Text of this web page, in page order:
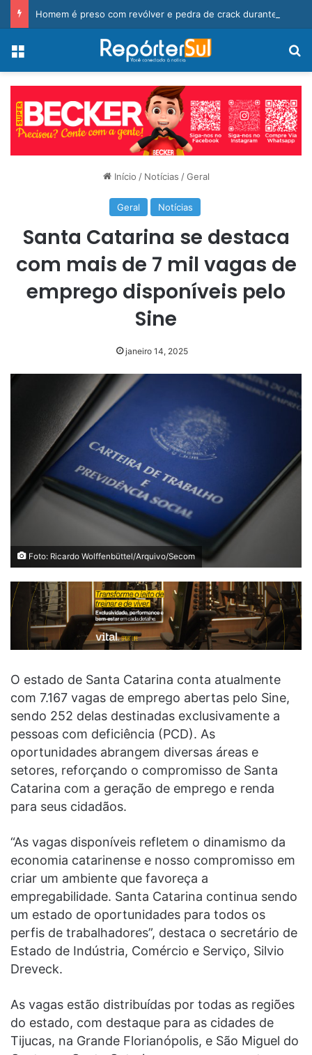
Menu
Início / Notícias / Geral
Geral Notícias
Santa Catarina se destaca
com mais de 7 mil vagas de
emprego disponíveis pelo
Sine
janeiro 14, 2025
Foto: Ricardo Wolffenbüttel/Arquivo/Secom
O estado de Santa Catarina conta atualmente
com 7.167 vagas de emprego abertas pelo Sine,
sendo 252 delas destinadas exclusivamente a
pessoas com deficiência (PCD). As
oportunidades abrangem diversas áreas e
setores, reforçando o compromisso de Santa
Catarina com a geração de emprego e renda
para seus cidadãos.
“As vagas disponíveis refletem o dinamismo da
economia catarinense e nosso compromisso em
criar um ambiente que favoreça a
empregabilidade. Santa Catarina continua sendo
um estado de oportunidades para todos os
perfis de trabalhadores”, destaca o secretário de
Estado de Indústria, Comércio e Serviço, Silvio
Dreveck.
As vagas estão distribuídas por todas as regiões
do estado, com destaque para as cidades de
Tijucas, na Grande Florianópolis, e São Miguel do